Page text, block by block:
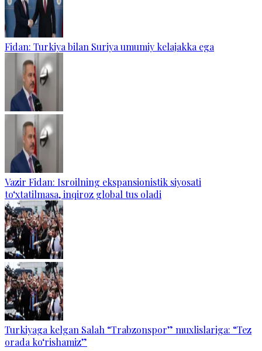
Fidan: Turkiya bilan Suriya umumiy kelajakka ega
Vazir Fidan: Isroilning ekspansionistik siyosati
to‘xtatilmasa, inqiroz global tus oladi
Turkiyaga kelgan Salah “Trabzonspor” muxlislariga: “Tez
orada ko‘rishamiz”